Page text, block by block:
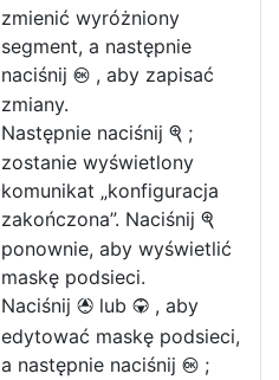
zmienić wyróżniony
segment, a następnie
naciśnij J , aby zapisać
zmiany.
Następnie naciśnij X ;
zostanie wyświetlony
komunikat „konfiguracja
zakończona”. Naciśnij X
ponownie, aby wyświetlić
maskę podsieci.
Naciśnij 1 lub 3 , aby
edytować maskę podsieci,
a następnie naciśnij J ;